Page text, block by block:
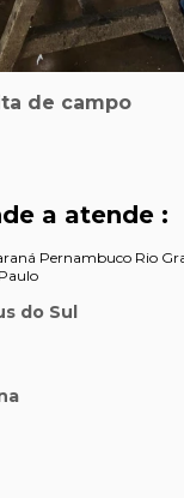
de campo
a atende :
Pernambuco Rio
do Sul